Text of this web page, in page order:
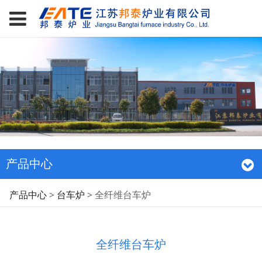
产品中心
全纤维台车炉
产品中心> 台车炉 > 全纤维台车炉
全纤维台车炉